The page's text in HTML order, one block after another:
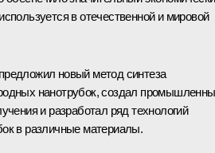
в отечественной и мировой
новый метод синтеза
нанотрубок, создал
и разработал ряд технологий
в различные материалы.